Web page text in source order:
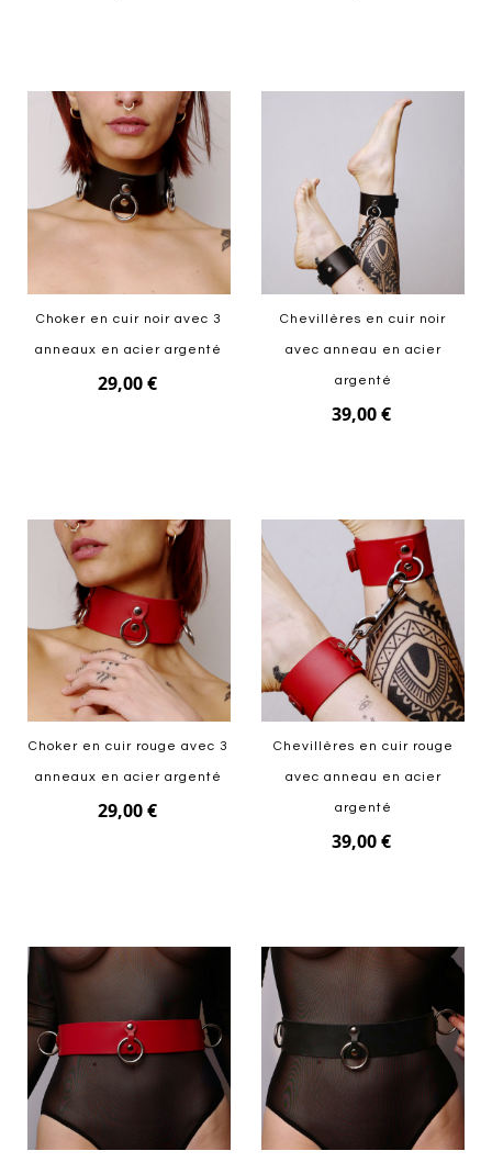
Choker en cuir noir avec 3
anneaux en acier argenté
29,00 €
Chevillères en cuir noir
avec anneau en acier
argenté
39,00 €
Choker en cuir rouge avec 3
anneaux en acier argenté
29,00 €
Chevillères en cuir rouge
avec anneau en acier
argenté
39,00 €